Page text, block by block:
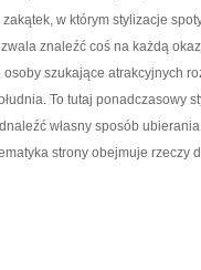
w którym stylizacje
znaleźć coś na każdą
osoby szukające atrakcyjnych
To tutaj ponadczasowy
własny sposób
strony obejmuje